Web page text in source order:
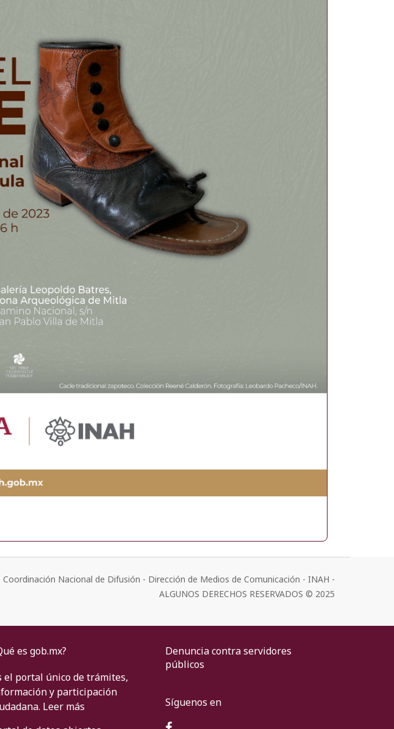
Coordinación Nacional de Difusión - Dirección de Medios de Comunicación - INAH -
ALGUNOS DERECHOS RESERVADOS © 2025
es gob.mx?
el portal único de trámites,
y participación
Leer más
Denuncia contra servidores
públicos
Síguenos en